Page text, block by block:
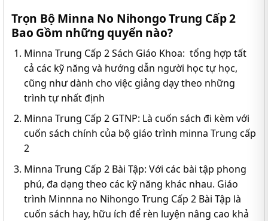
Trọn Bộ Minna No Nihongo Trung Cấp 2
Bao Gồm những quyển nào?
Minna Trung Cấp 2 Sách Giáo Khoa: tổng hợp tất
cả các kỹ năng và hướng dẫn người học tự học,
cũng như dành cho việc giảng dạy theo những
trình tự nhất định
Minna Trung Cấp 2 GTNP: Là cuốn sách đi kèm với
cuốn sách chính của bộ giáo trình minna Trung cấp
2
Minna Trung Cấp 2 Bài Tập: Với các bài tập phong
phú, đa dạng theo các kỹ năng khác nhau. Giáo
trình Minnna no Nihongo Trung Cấp 2 Bài Tập là
cuốn sách hay, hữu ích để rèn luyện nâng cao khả